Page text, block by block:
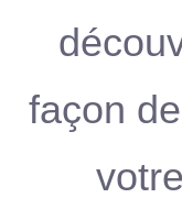
façon